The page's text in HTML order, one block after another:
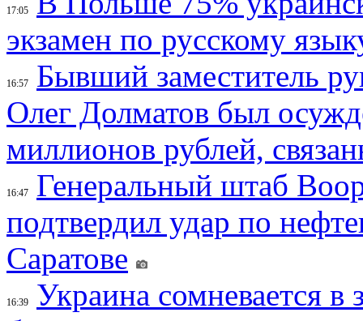
17:05
экзамен по русскому
16:57
Бывший заместитель
Олег Долматов был
миллионов рублей,
16:47
Генеральный штаб
подтвердил удар по
Саратове
16:39
Украина сомневается в